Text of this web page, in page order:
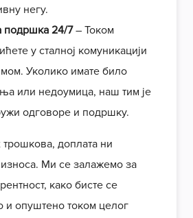
негу.
подршка 24/7– Током
у сталној комуникацији
Уколико имате било
или недоумица, наш тим је
одговоре и подршку.
доплата ни
Ми се залажемо за
како бисте се
и опуштено током целог